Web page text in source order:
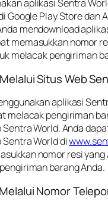
aplikasi Sentra
Google Play Store dan
mendownload
memasukkan nomor
melacak pengiriman
Situs Web
aplikasi
melacak pengiriman
Sentra World. Anda
Sentra World di
nomor resi
barang Anda.
Nomor